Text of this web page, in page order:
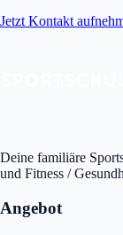
Jetzt Kontakt
Deine familiäre
und Fitness /
Angebot